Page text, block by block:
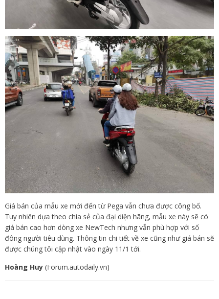
Giá bán của mẫu xe mới đến từ Pega vẫn chưa được công bố.
Tuy nhiên dựa theo chia sẻ của đại diện hãng, mẫu xe này sẽ có
giá bán cao hơn dòng xe NewTech nhưng vẫn phù hợp với số
đông người tiêu dùng. Thông tin chi tiết về xe cũng như giá bán sẽ
được chúng tôi cập nhật vào ngày 11/1 tới.
Hoàng Huy (Forum.autodaily.vn)